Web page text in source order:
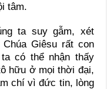
tâm.
ta suy gẫm, xét
Giêsu rất con
có thể nhận thấy
hữu ở mọi thời đại,
chí vì đức tin, lòng